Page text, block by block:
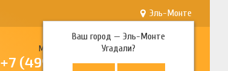
Эль-Монте
Ваш город —Эль-Монте
Угадали?
Многоканальный телефон
+7 (499) 380-80-80